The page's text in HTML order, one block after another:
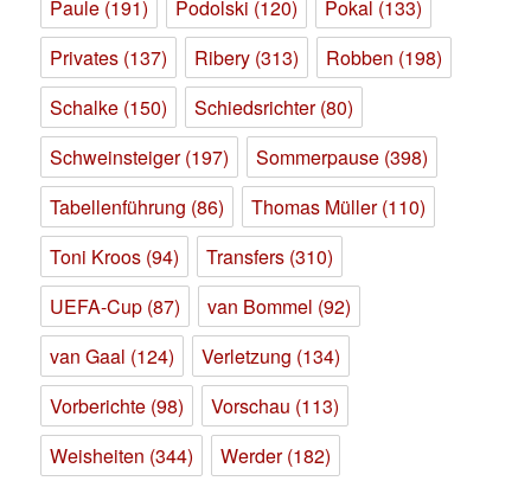
Paule (191) Podolski (120) Pokal (133)
Privates (137) Ribery (313) Robben (198)
Schalke (150) Schiedsrichter(80)
Schweinsteiger(197) Sommerpause (398)
Tabellenführung (86) Thomas Müller(110)
Toni Kroos (94) Transfers (310)
UEFA-Cup (87) van Bommel (92)
van Gaal (124) Verletzung (134)
Vorberichte (98) Vorschau (113)
Weisheiten (344) Werder(182)